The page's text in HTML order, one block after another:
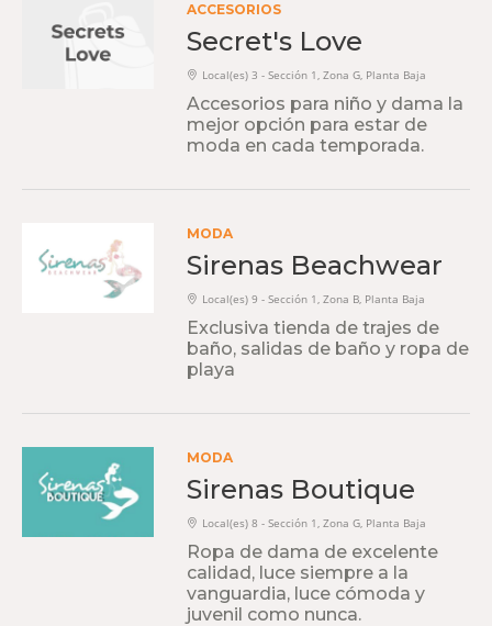
ACCESORIOS
Secret's Love
Local(es) 3 - Sección 1, Zona G, Planta Baja
Accesorios para niño y dama la
mejor opción para estar de
moda en cada temporada.
MODA
Sirenas Beachwear
Local(es) 9 - Sección 1, Zona B, Planta Baja
Exclusiva tienda de trajes de
baño, salidas de baño y ropa de
playa
MODA
Sirenas Boutique
Local(es) 8 - Sección 1, Zona G, Planta Baja
Ropa de dama de excelente
calidad, luce siempre a la
vanguardia, luce cómoda y
juvenil como nunca.